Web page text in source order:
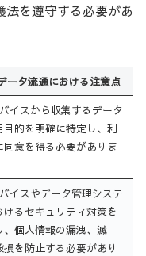
を遵守する必要があ
ータ流通における注意点
イスから収集するデータ
目的を明確に特定し、利
同意を得る必要がありま
イスやデータ管理システ
けるセキュリティ対策を
、個人情報の漏洩、滅
損を防止する必要があり